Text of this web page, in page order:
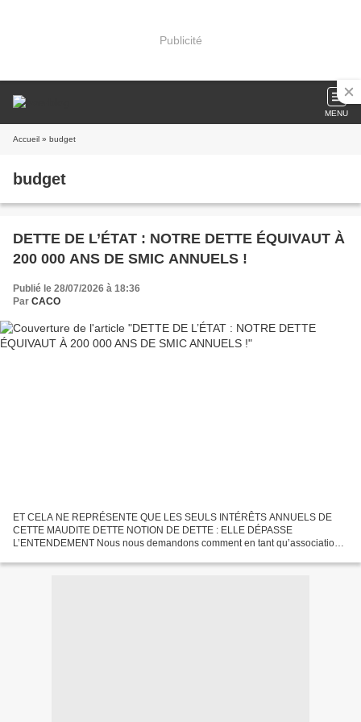
Publicité
MENU
Accueil » budget
budget
DETTE DE L’ÉTAT : NOTRE DETTE ÉQUIVAUT À
200 000 ANS DE SMIC ANNUELS !
Publié le 28/07/2026 à 18:36
Par CACO
ET CELA NE REPRÉSENTE QUE LES SEULS INTÉRÊTS ANNUELS DE
CETTE MAUDITE DETTE NOTION DE DETTE : ELLE DÉPASSE
L’ENTENDEMENT Nous nous demandons comment en tant qu’association
faire prendre...